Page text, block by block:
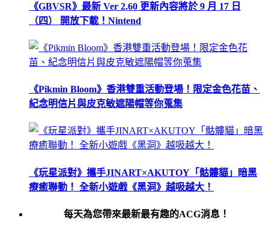
《GBVSR》最新 Ver 2.60 更新內容將於 9 月 17 日
（四） 開放下載！Nintend
《Pikmin Bloom》香港雙重活動登場！限定金色花苗、
紀念明信片與皮克敏遮陽帽等你蒐集
《玩星派對》攜手JINART×AKUTOY「骷髏貓」暗黑
療癒聯動！ 全新小遊戲《黑洞》越吸越大！
每天為您帶來最新最有趣的ACG消息！